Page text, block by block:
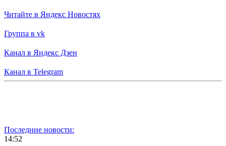
Читайте в Яндекс Новостях
Группа в vk
Канал в Яндекс Дзен
Канал в Telegram
Последние новости:
14:52